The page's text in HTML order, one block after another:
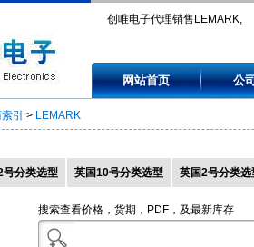
创唯电子代理销售LEMARK,
CT50050W, CTME50BK,
网站首页 公
引 > LEMARK
号分类选型 英国10号分类选型 英国2号分类选
搜索查看价格，货期，PDF，及最新库存